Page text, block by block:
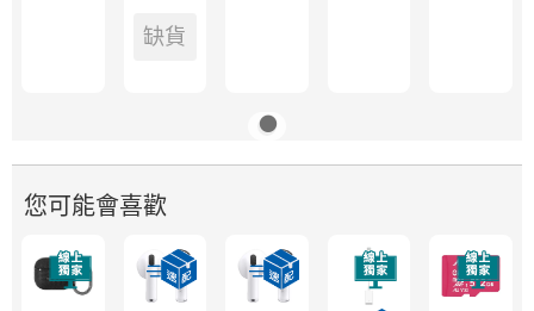
缺貨
您可能會喜歡